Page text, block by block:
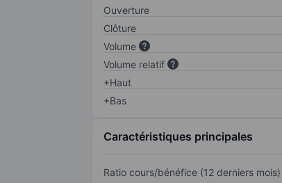
Ouverture
Clôture
Volume
Volume relatif
+Haut
+Bas
Caractéristiques principales
Ratio cours/bénéfice (12 derniers mois)